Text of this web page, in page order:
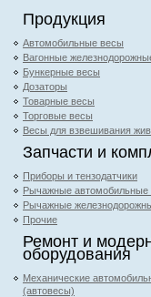
Продукция
Автомобильные весы
Вагонные
Бункерные весы
Дозаторы
Товарные весы
Торговые весы
Весы для взвешивания
Запчасти и
Приборы и тензодатчики
Рычажные автомобильные
Рычажные
Прочие
Ремонт и
оборудования
Механические
(автовесы)